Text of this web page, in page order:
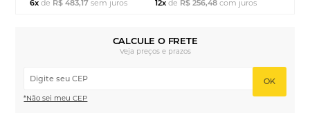
6xde R$ 483,17 sem juros
12x de R$ 256,48com juros
CALCULE O FRETE
Veja preços e prazos
OK
*Não sei meu CEP